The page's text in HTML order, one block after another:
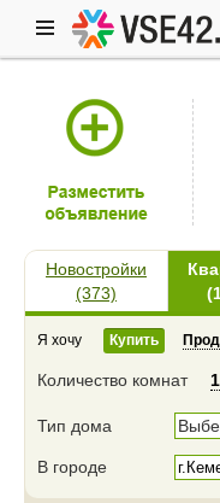
Новостройки
(373)
Я хочу Купить
Количество комнат 1
Тип дома
В городе